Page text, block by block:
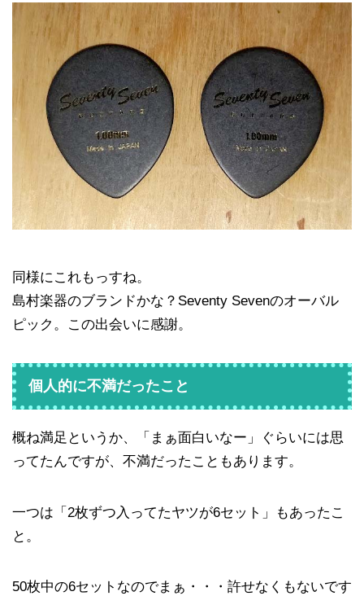
同様にこれもっすね。
島村楽器のブランドかな？Seventy Sevenのオーバル
ピック。この出会いに感謝。
個人的に不満だったこと
概ね満足というか、「まぁ面白いなー」ぐらいには思
ってたんですが、不満だったこともあります。
一つは「2枚ずつ入ってたヤツが6セット」もあったこ
と。
50枚中の6セットなのでまぁ・・・許せなくもないです